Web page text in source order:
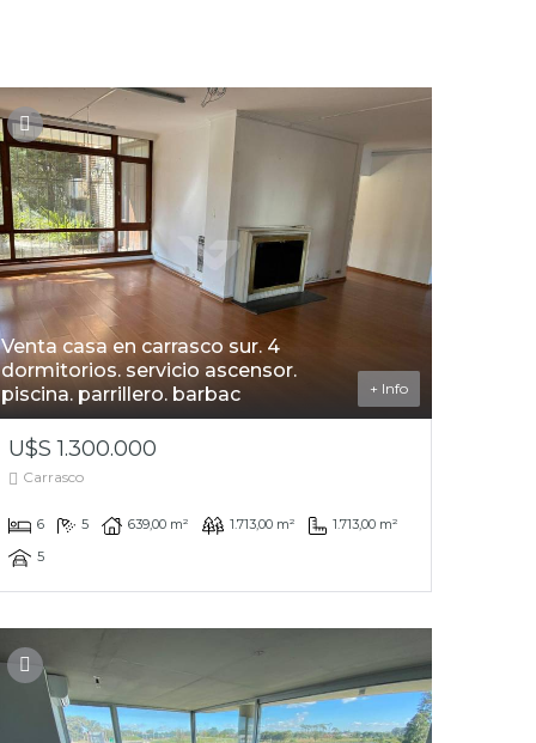
Venta casa en carrasco sur. 4
dormitorios. servicio ascensor.
piscina. parrillero. barbac
+ Info
U$S 1.300.000
Carrasco
6 5 639,00 m² 1.713,00 m²
1.713,00 m²
5